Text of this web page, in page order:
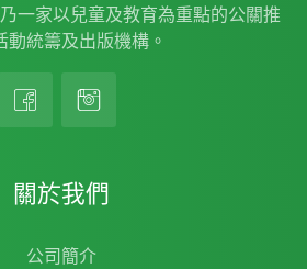
一家以兒童及教育為重點的公關推
動統籌及出版機構。
關於我們
公司簡介